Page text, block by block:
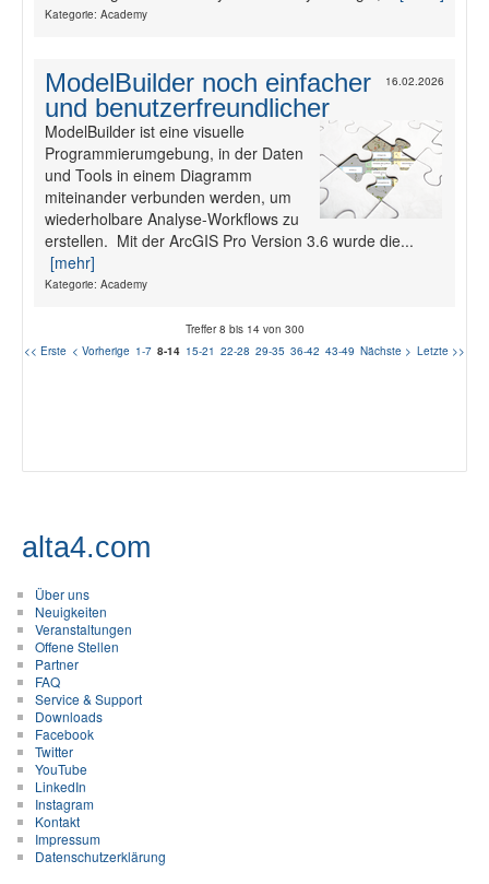
Kategorie: Academy
16.02.2026
ModelBuilder noch einfacher
und benutzerfreundlicher
ModelBuilder ist eine visuelle
Programmierumgebung, in der Daten
und Tools in einem Diagramm
miteinander verbunden werden, um
wiederholbare Analyse-Workflows zu
erstellen. Mit der ArcGIS Pro Version 3.6 wurde die...
[mehr]
Kategorie: Academy
Treffer 8 bis 14 von 300
<< Erste < Vorherige 1-7 8-14 15-21 22-28 29-35 36-42 43-49 Nächste > Letzte >>
alta4.com
Über uns
Neuigkeiten
Veranstaltungen
Offene Stellen
Partner
FAQ
Service & Support
Downloads
Facebook
Twitter
YouTube
LinkedIn
Instagram
Kontakt
Impressum
Datenschutzerklärung